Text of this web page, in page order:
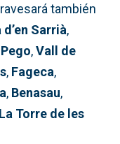
también
Sarrià,
Pego,Vall de
, Fageca,
, Benasau,
La Torre de les